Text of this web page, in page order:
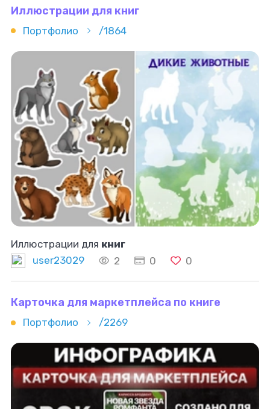
Иллюстрации для книг
Портфолио /1864
Иллюстрации для книг
user23029
2 0 0
Карточка для маркетплейса по книге
Портфолио /2269